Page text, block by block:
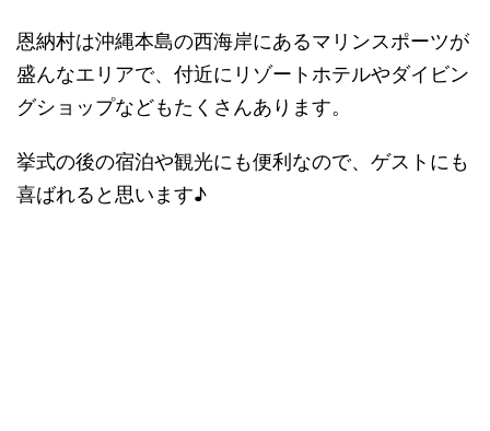
恩納村は沖縄本島の西海岸にあるマリンスポーツが
盛んなエリアで、付近にリゾートホテルやダイビン
グショップなどもたくさんあります。
挙式の後の宿泊や観光にも便利なので、ゲストにも
喜ばれると思います♪